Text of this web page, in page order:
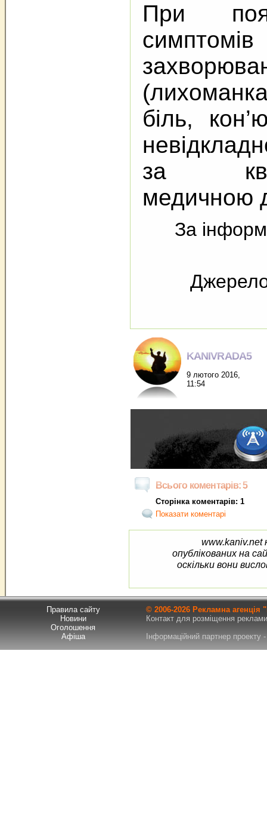
При
симптомів
біль,
за
медичною
За
KANIVRADA5
9 лютого 2016,
11:54
Всього коментарів: 5
Сторінка коментарів: 1
Показати коментарі
www.kaniv.net
опублікованих на
оскільки вони
Правила сайту
Новини
Оголошення
Афіша
© 2006-2026 Рекламна
Контакт для розміщення
Інформаційний партнер проекту